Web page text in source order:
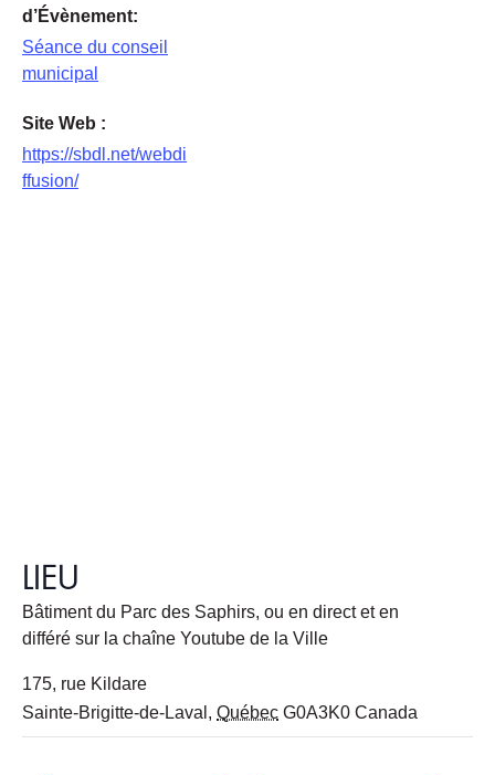
d’Évènement:
Séance du conseil
municipal
Site Web :
https://sbdl.net/webdi
ffusion/
LIEU
Bâtiment du Parc des Saphirs, ou en direct et en
différé sur la chaîne Youtube de la Ville
175, rue Kildare
Sainte-Brigitte-de-Laval , Québec G0A3K0 Canada